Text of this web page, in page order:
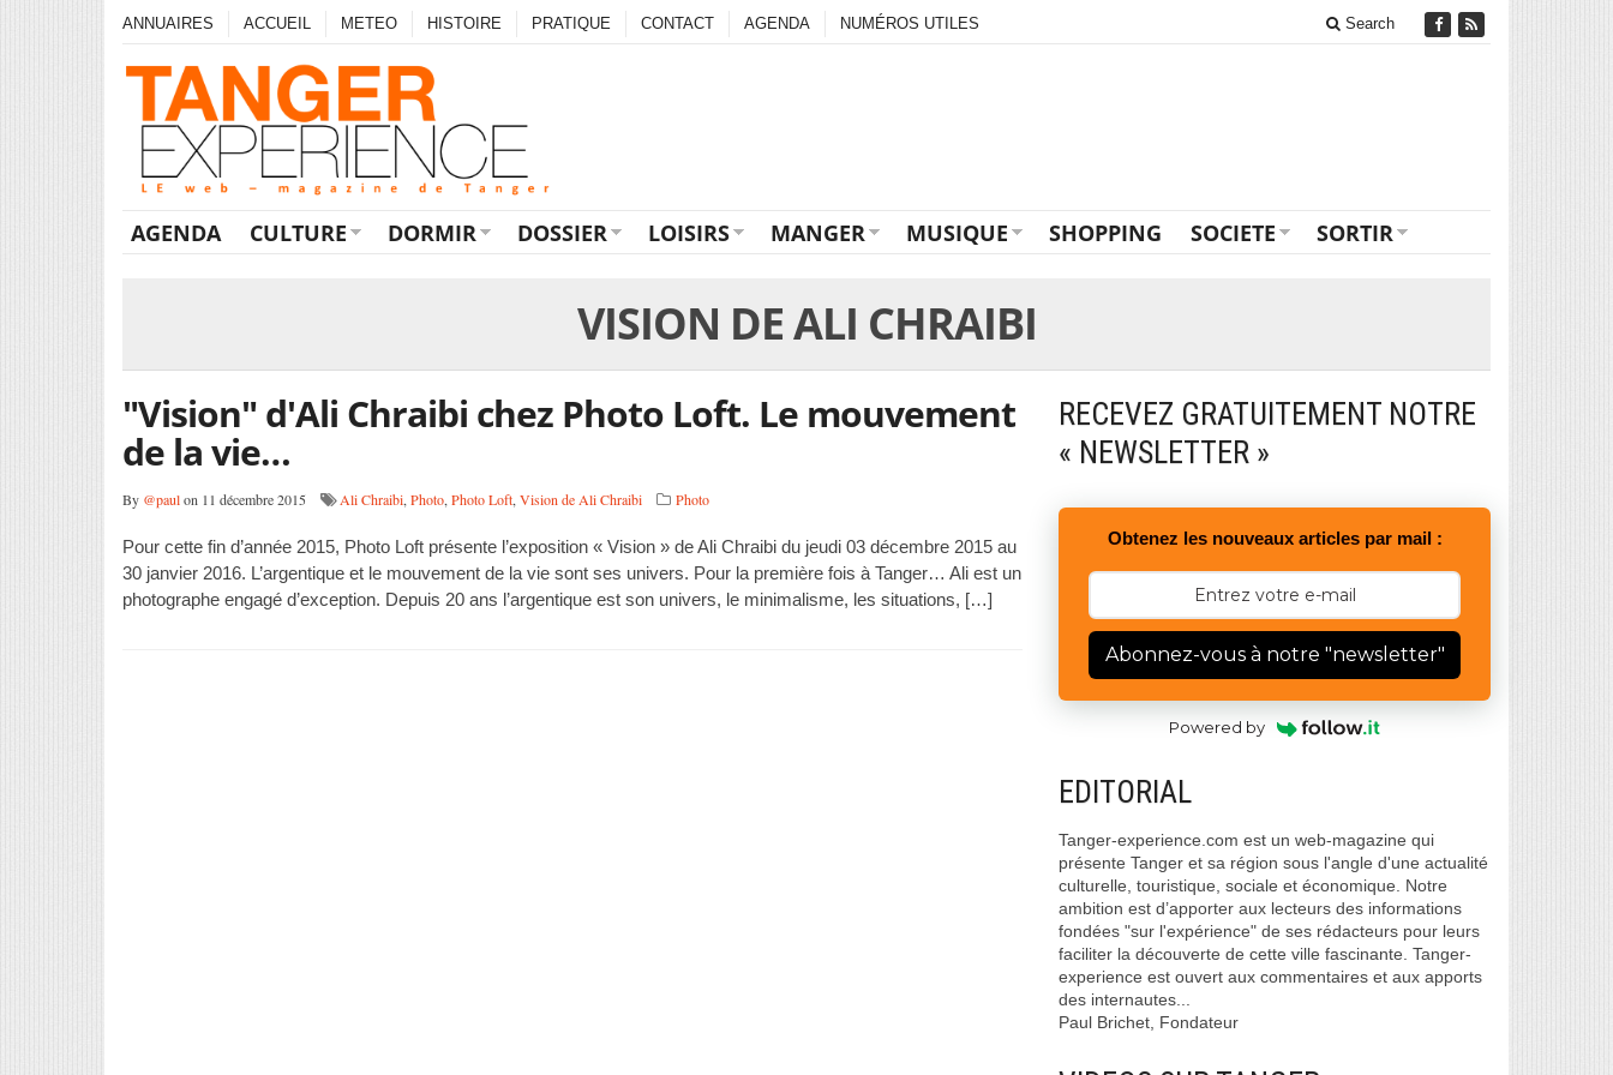
ANNUAIRES ACCUEIL METEO HISTOIRE PRATIQUE CONTACT AGENDA NUMÉROS UTILES Search
AGENDA CULTURE DORMIR DOSSIER LOISIRS MANGER MUSIQUE SHOPPING SOCIETE SORTIR
VISION DE ALI CHRAIBI
"Vision" d'Ali Chraibi chez Photo Loft. Le mouvement
de la vie…
By @paulon 11 décembre 2015 Ali Chraibi,Photo,Photo Loft,Vision de Ali Chraibi Photo
Pour cette fin d’année 2015, Photo Loft présente l’exposition « Vision » de Ali Chraibi du jeudi 03 décembre 2015 au
30 janvier 2016. L’argentique et le mouvement de la vie sont ses univers. Pour la première fois à Tanger… Ali est un
photographe engagé d’exception. Depuis 20 ans l’argentique est son univers, le minimalisme, les situations, […]
RECEVEZ GRATUITEMENT NOTRE
« NEWSLETTER »
Obtenez les nouveaux articles par mail :
Abonnez-vous à notre "newsletter"
Powered by
EDITORIAL
Tanger-experience.com est un web-magazine qui
présente Tanger et sa région sous l'angle d'une actualité
culturelle, touristique, sociale et économique. Notre
ambition est d’apporter aux lecteurs des informations
fondées "sur l'expérience" de ses rédacteurs pour leurs
faciliter la découverte de cette ville fascinante. Tanger-
experience est ouvert aux commentaires et aux apports
des internautes...
Paul Brichet, Fondateur